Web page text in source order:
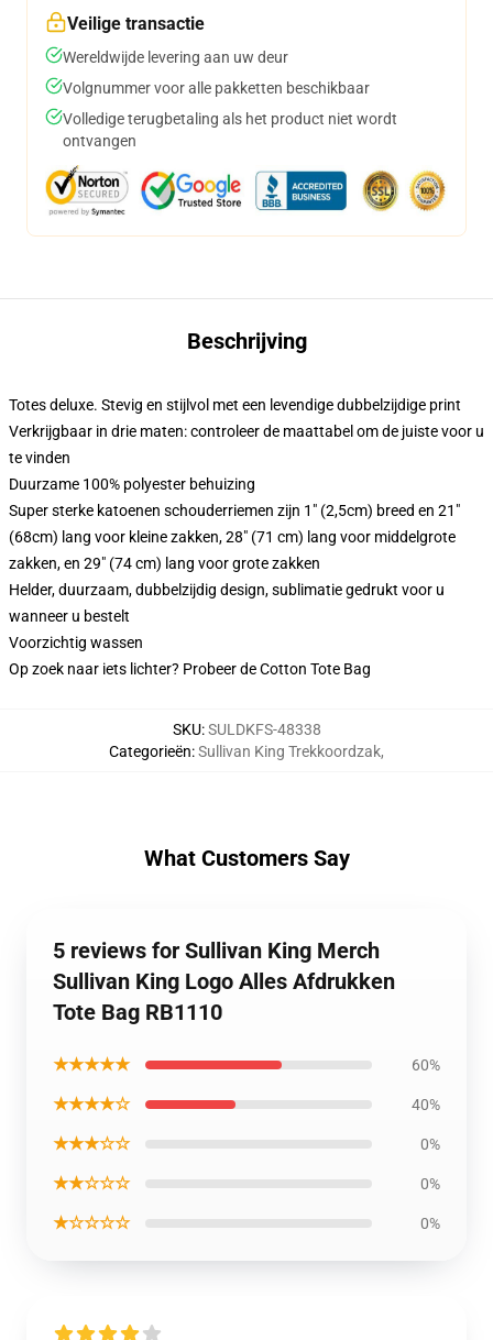
Veilige transactie
Wereldwijde levering aan uw deur
Volgnummer voor alle pakketten beschikbaar
Volledige terugbetaling als het product niet wordt
ontvangen
Beschrijving
Totes deluxe. Stevig en stijlvol met een levendige dubbelzijdige print
Verkrijgbaar in drie maten: controleer de maattabel om de juiste voor u
te vinden
Duurzame 100% polyester behuizing
Super sterke katoenen schouderriemen zijn 1" (2,5cm) breed en 21"
(68cm) lang voor kleine zakken, 28" (71 cm) lang voor middelgrote
zakken, en 29" (74 cm) lang voor grote zakken
Helder, duurzaam, dubbelzijdig design, sublimatie gedrukt voor u
wanneer u bestelt
Voorzichtig wassen
Op zoek naar iets lichter? Probeer de Cotton Tote Bag
SKU:SULDKFS-48338
Categorieën:Sullivan King Trekkoordzak,
What Customers Say
5 reviews for Sullivan King Merch
Sullivan King Logo Alles Afdrukken
Tote Bag RB1110
★★★★★ 60%
★★★★☆ 40%
★★★☆☆ 0%
★★☆☆☆ 0%
★☆☆☆☆ 0%